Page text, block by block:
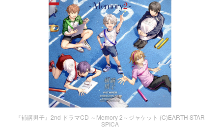
『補講男子』2nd ドラマCD ～Memory 2～ジャケット (C)EARTH STAR
SPICA